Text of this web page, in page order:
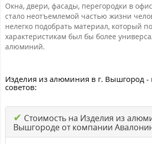
Окна, двери, фасады, перегородки в
стало неотъемлемой частью жизни
нелегко подобрать материал, который
характеристикам был бы более
алюминий.
Изделия из алюминия в г. Вышгород -
советов:
✔ Стоимость на Изделия из
Вышгороде от компании